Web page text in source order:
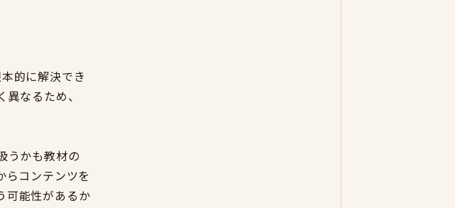
的に解決でき
なるため、
うかも教材の
らコンテンツを
可能性があるか